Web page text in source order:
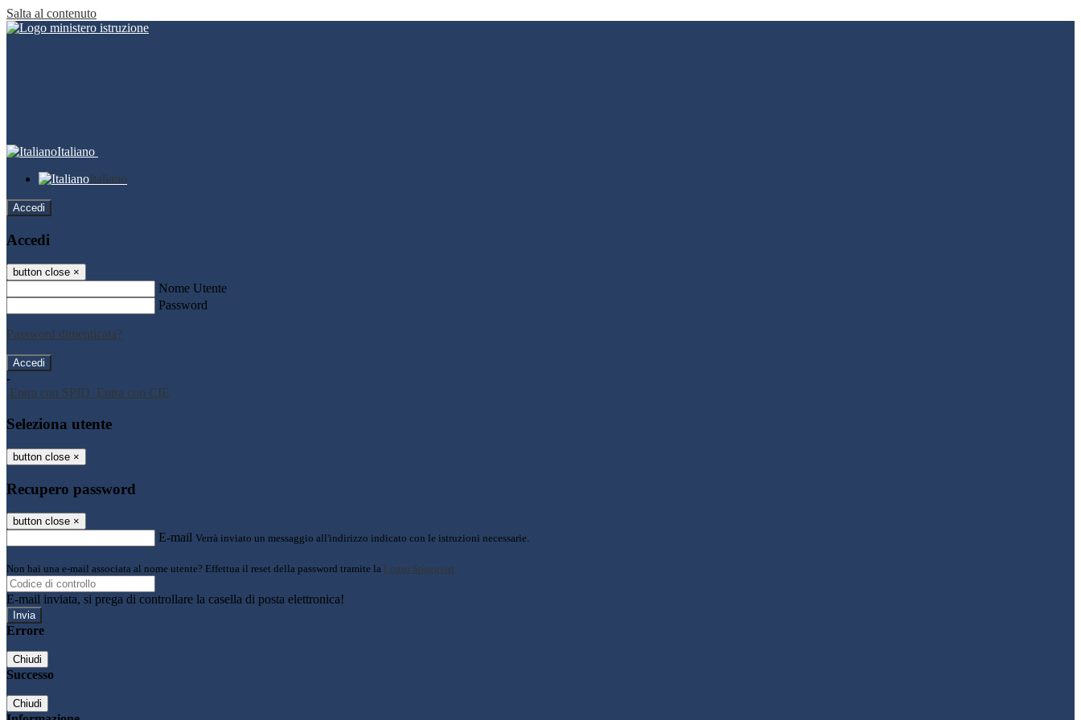
Salta al contenuto
Italiano
Italiano
Accedi
Accedi
button close ×
Nome Utente
Password
Password dimenticata?
-
Entra con SPID Entra con CIE
Seleziona utente
button close ×
Recupero password
button close ×
E-mail Verrà inviato un messaggio all'indirizzo indicato con le istruzioni necessarie.
Non hai una e-mail associata al nome utente? Effettua il reset della password tramite la Login Spaggiari
E-mail inviata, si prega di controllare la casella di posta elettronica!
Errore
Chiudi
Successo
Chiudi